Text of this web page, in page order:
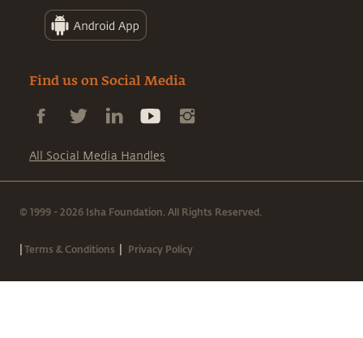
Find us on Social Media
All Social Media Handles
© 1999 - 2026 Isha Foundation. All Rights Reserved.
|Terms & Conditions | Privacy Policy